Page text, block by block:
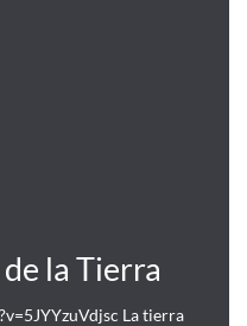
la Tierra
La tierra